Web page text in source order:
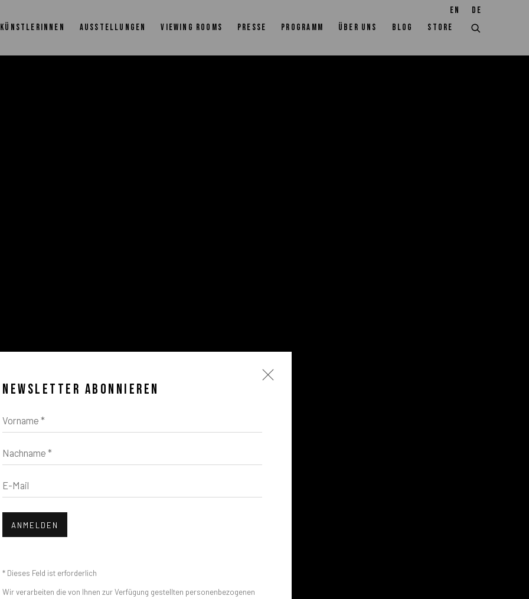
KÜNSTLERINNEN AUSSTELLUNGEN VIEWING ROOMS PRESSE PROGRAMM ÜBER UNS BLOG STORE
EN DE
NEWSLETTER ABONNIEREN
Vorname *
Nachname *
E-Mail
ANMELDEN
* Dieses Feld ist erforderlich
Wir verarbeiten die von Ihnen zur Verfügung gestellten personenbezogenen